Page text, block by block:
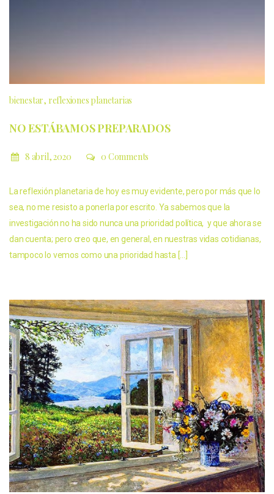
bienestar reflexiones planetarias
NO ESTÁBAMOS PREPARADOS
8 abril, 2020 0 Comments
La reflexión planetaria de hoy es muy evidente, pero por más que lo
sea, no me resisto a ponerla por escrito. Ya sabemos que la
investigación no ha sido nunca una prioridad política, y que ahora se
dan cuenta; pero creo que, en general, en nuestras vidas cotidianas,
tampoco lo vemos como una prioridad hasta […]